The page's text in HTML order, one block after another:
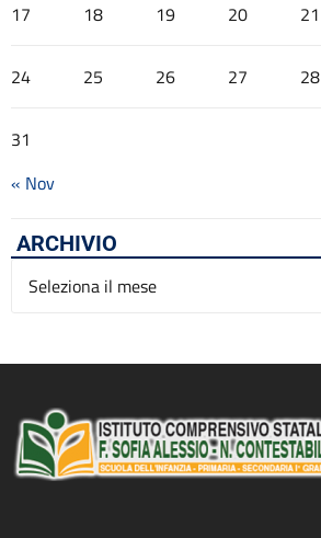
17 18 19 20 21
24 25 26 27 28
31
« Nov
ARCHIVIO
Archivio